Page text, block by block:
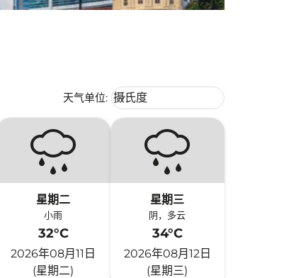
天气单位: Weather unit option 摄氏度
摄氏度
keyboard_arrow_down
星期二
小雨
32°C
2026年08月11日
(星期二)
星期三
阴，多云
34°C
2026年08月12日
(星期三)